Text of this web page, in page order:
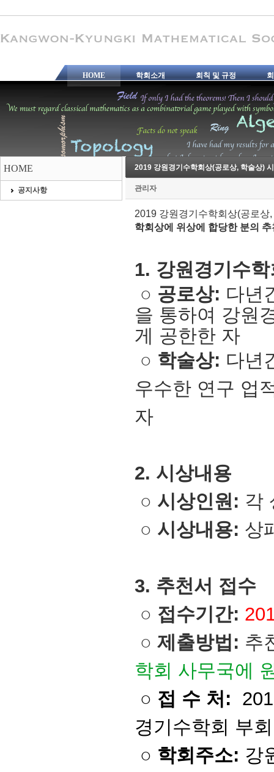
HOME 학회소개 회칙 및 규정
HOME
공지사항
2019 강원경기수학회상(공로상, 학술상)
관리자
2019 강원경기수학회상(공로
학회상에 위상에 합당한 분의
1. 강원경기수
○ 공로상: 다년
을 통하여 강원
게 공한한 자
○ 학술상: 다년
우수한 연구 업
자
2. 시상내용
○ 시상인원: 각
○ 시상내용: 상
3. 추천서
○ 접수기간:
○ 제출방법: 추
학회 사무국에
○ 접 수 처:
경기수학회 부
○ 학회주소: 강